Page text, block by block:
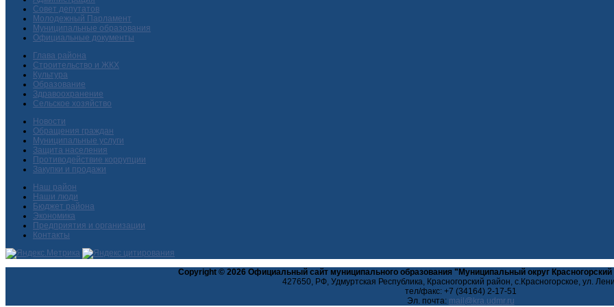
Совет депутатов
Молодежный Парламент
Муниципальные образования
Официальные документы
Глава района
Строительство и ЖКХ
Культура
Образование
Здравоохранение
Сельское хозяйство
Новости
Обращения граждан
Муниципальные услуги
Защита населения
Противодействие коррупции
Закупки и продажи
Наш район
Наши люди
Бюджет района
Экономика
Предприятия и организации
Контакты
Copyright © 2026 Официальный сайт муниципального образования "Муниципальный округ
427650, РФ, Удмуртская Республика, Красногорский район, с.Красногорское, ул.
тел/факс: +7 (34164) 2-17-51
Эл. почта: